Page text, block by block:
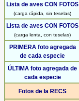
Lista de aves CON FOTOS
(carga rápida, sin teselas)
Lista de aves CON FOTOS
(carga lenta, con teselas)
PRIMERA foto agregada
de cada especie
ÚLTIMA foto agregada de
cada especie
Fotos de la RECS